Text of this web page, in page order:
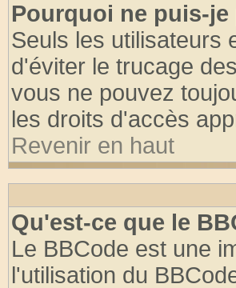
Pourquoi ne puis-
Seuls les utilisateurs
d'éviter le trucage
vous ne pouvez
les droits d'accès
Revenir en haut
Qu'est-ce que le
Le BBCode est une
l'utilisation du